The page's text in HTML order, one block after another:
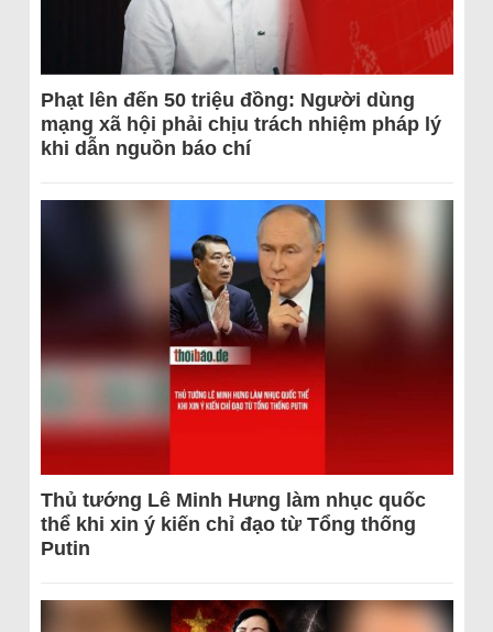
Phạt lên đến 50 triệu đồng: Người dùng
mạng xã hội phải chịu trách nhiệm pháp lý
khi dẫn nguồn báo chí
Thủ tướng Lê Minh Hưng làm nhục quốc
thể khi xin ý kiến chỉ đạo từ Tổng thống
Putin